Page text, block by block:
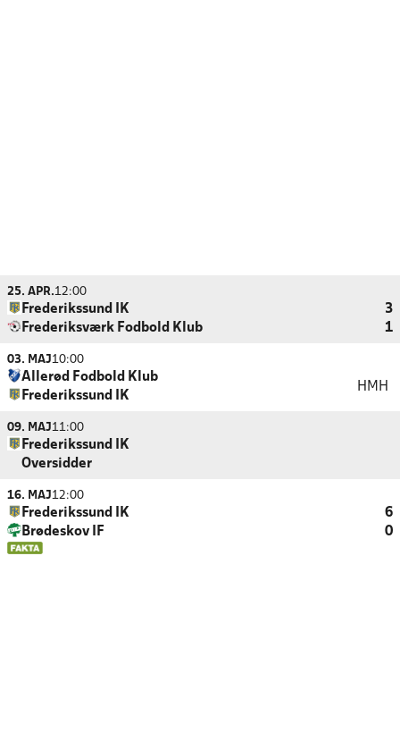
25. APR.12:00
Frederikssund IK
3
Frederiksværk Fodbold Klub
1
03. MAJ10:00
Allerød Fodbold Klub
Frederikssund IK
HMH
09. MAJ11:00
Frederikssund IK
Oversidder
16. MAJ12:00
Frederikssund IK
6
Brødeskov IF
0